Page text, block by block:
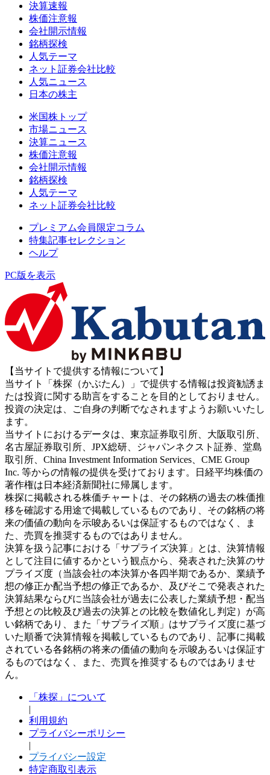
決算速報
株価注意報
会社開示情報
銘柄探検
人気テーマ
ネット証券会社比較
人気ニュース
日本の株主
米国株トップ
市場ニュース
決算ニュース
株価注意報
会社開示情報
銘柄探検
人気テーマ
ネット証券会社比較
プレミアム会員限定コラム
特集記事セレクション
ヘルプ
PC版を表示
【当サイトで提供する情報について】
当サイト「株探（かぶたん）」で提供する情報は投資勧誘ま
たは投資に関する助言をすることを目的としておりません。
投資の決定は、ご自身の判断でなされますようお願いいたし
ます。
当サイトにおけるデータは、東京証券取引所、大阪取引所、
名古屋証券取引所、JPX総研、ジャパンネクスト証券、堂島
取引所、China Investment Information Services、CME Group
Inc. 等からの情報の提供を受けております。日経平均株価の
著作権は日本経済新聞社に帰属します。
株探に掲載される株価チャートは、その銘柄の過去の株価推
移を確認する用途で掲載しているものであり、その銘柄の将
来の価値の動向を示唆あるいは保証するものではなく、ま
た、売買を推奨するものではありません。
決算を扱う記事における「サプライズ決算」とは、決算情報
として注目に値するかという観点から、発表された決算のサ
プライズ度（当該会社の本決算か各四半期であるか、業績予
想の修正か配当予想の修正であるか、及びそこで発表された
決算結果ならびに当該会社が過去に公表した業績予想・配当
予想との比較及び過去の決算との比較を数値化し判定）が高
い銘柄であり、また「サプライズ順」はサプライズ度に基づ
いた順番で決算情報を掲載しているものであり、記事に掲載
されている各銘柄の将来の価値の動向を示唆あるいは保証す
るものではなく、また、売買を推奨するものではありませ
ん。
「株探」について
|
利用規約
プライバシーポリシー
|
プライバシー設定
特定商取引表示